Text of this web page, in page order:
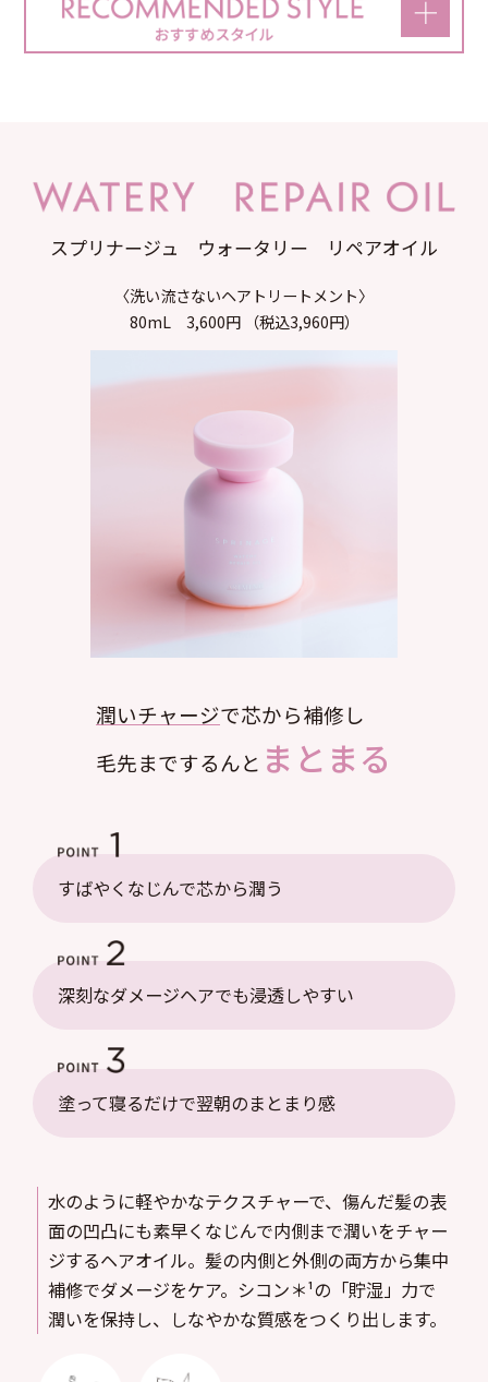
スプリナージュ ウォータリー リペアオイル
〈洗い流さないヘアトリートメント〉
80mL 3,600円 （税込3,960円）
潤いチャージで芯から補修し
毛先までするんと まとまる
すばやくなじんで芯から潤う
深刻なダメージヘアでも浸透しやすい
塗って寝るだけで翌朝のまとまり感
水のように軽やかなテクスチャーで、傷んだ髪の表
面の凹凸にも素早くなじんで内側まで潤いをチャー
ジするヘアオイル。髪の内側と外側の両方から集中
補修でダメージをケア。シコン＊¹の「貯湿」力で
潤いを保持し、しなやかな質感をつくり出します。